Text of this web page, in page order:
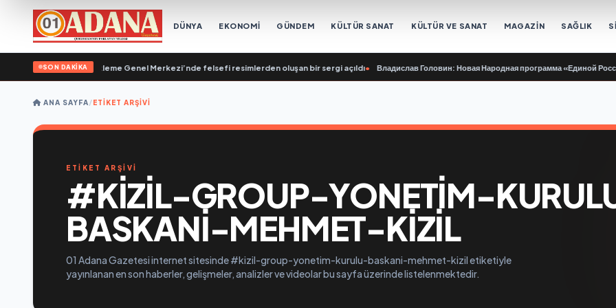
DÜNYA EKONOMİ GÜNDEM KÜLTÜR SANAT KÜLTÜR VE SANAT MAGAZİN SAĞLIK
SON DAKİKA
Rusya Halk Destekleme Genel Merkezi’nde felsefi resimlerden oluşan bir sergi açıldı• Владислав Головин: Новая Народная программа «Единой России»
ANA SAYFA/ETIKET ARŞIVI
ETİKET ARŞİVİ
#KIZIL-GROUP-YONETIM-
BASKANI-MEHMET-KIZIL
01 Adana Gazetesi internet sitesinde #kizil-group-yonetim-kurulu-baskani-mehmet-kizil etiketiyle
yayınlanan en son haberler, gelişmeler, analizler ve videolar bu sayfa üzerinde listelenmektedir.